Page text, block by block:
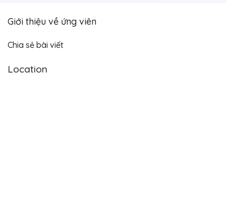
Giới thiệu về ứng viên
Chia sẻ bài viết
Location